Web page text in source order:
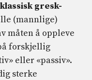
klassisk gresk-
(mannlige)
måten å oppleve
forskjellig
eller «passiv».
sterke